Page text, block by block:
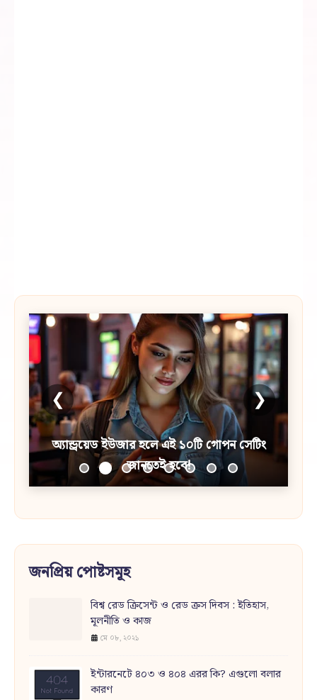
অ্যান্ড্রয়েড ইউজার হলে এই ১০টি গোপন সেটিং
জানতেই হবে!
❮ ❯
জনপ্রিয় পোষ্টসমূহ
বিশ্ব রেড ক্রিসেন্ট ও রেড ক্রস দিবস : ইতিহাস,
মূলনীতি ও কাজ
মে ০৮, ২০২১
ইন্টারনেটে ৪০৩ ও ৪০৪ এরর কি? এগুলো বলার
কারণ